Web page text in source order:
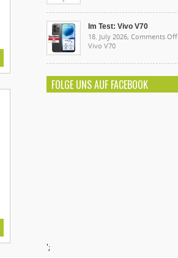
Im Test: Vivo V70
18. July 2026, Comments Off
Vivo V70
FOLGE UNS AUF FACEBOOK
';